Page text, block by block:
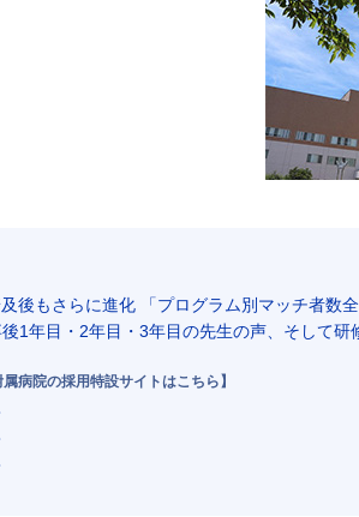
後もさらに進化 「プログラム別マッチ者数
1年目・2年目・3年目の先生の声、そして研
病院の採用特設サイトはこちら】